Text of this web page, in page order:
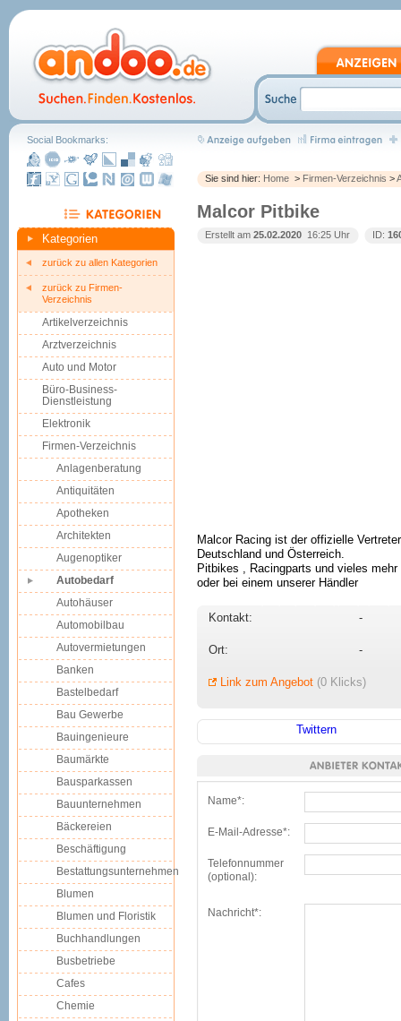
Sie sind hier: Home > Firmen-Verzeichnis >
Malcor Pitbike
Erstellt am 25.02.2020  16:25 Uhr ID:
Malcor Racing ist der offizielle
Deutschland und Österreich.
Pitbikes , Racingparts und vieles
oder bei einem unserer Händler
Kontakt: -
Ort: -
Link zum Angebot (0 Klicks)
Twittern
Name*:
E-Mail-Adresse*:
Telefonnummer
(optional):
Nachricht*:
Social Bookmarks:
Kategorien
zurück zu allen Kategorien
zurück zu Firmen-
Verzeichnis
Artikelverzeichnis
Arztverzeichnis
Auto und Motor
Büro-Business-
Dienstleistung
Elektronik
Firmen-Verzeichnis
Anlagenberatung
Antiquitäten
Apotheken
Architekten
Augenoptiker
Autobedarf
Autohäuser
Automobilbau
Autovermietungen
Banken
Bastelbedarf
Bau Gewerbe
Bauingenieure
Baumärkte
Bausparkassen
Bauunternehmen
Bäckereien
Beschäftigung
Bestattungsunternehmen
Blumen
Blumen und Floristik
Buchhandlungen
Busbetriebe
Cafes
Chemie